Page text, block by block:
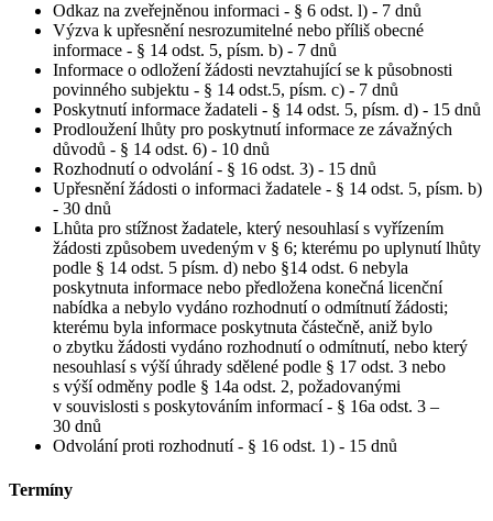
Odkaz na zveřejněnou informaci - § 6 odst. l) - 7 dnů
Výzva k upřesnění nesrozumitelné nebo příliš obecné
informace - § 14 odst. 5, písm. b) - 7 dnů
Informace o odložení žádosti nevztahující se k působnosti
povinného subjektu - § 14 odst.5, písm. c) - 7 dnů
Poskytnutí informace žadateli - § 14 odst. 5, písm. d) - 15 dnů
Prodloužení lhůty pro poskytnutí informace ze závažných
důvodů - § 14 odst. 6) - 10 dnů
Rozhodnutí o odvolání - § 16 odst. 3) - 15 dnů
Upřesnění žádosti o informaci žadatele - § 14 odst. 5, písm. b)
- 30 dnů
Lhůta pro stížnost žadatele, který nesouhlasí s vyřízením
žádosti způsobem uvedeným v § 6; kterému po uplynutí lhůty
podle § 14 odst. 5 písm. d) nebo §14 odst. 6 nebyla
poskytnuta informace nebo předložena konečná licenční
nabídka a nebylo vydáno rozhodnutí o odmítnutí žádosti;
kterému byla informace poskytnuta částečně, aniž bylo
o zbytku žádosti vydáno rozhodnutí o odmítnutí, nebo který
nesouhlasí s výší úhrady sdělené podle § 17 odst. 3 nebo
s výší odměny podle § 14a odst. 2, požadovanými
v souvislosti s poskytováním informací - § 16a odst. 3 –
30 dnů
Odvolání proti rozhodnutí - § 16 odst. 1) - 15 dnů
Termíny